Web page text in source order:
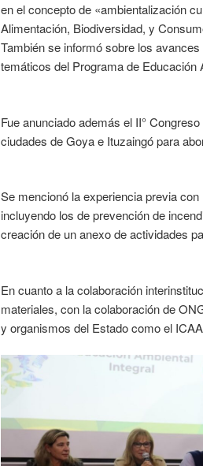
en el concepto de «ambientalización
Alimentación, Biodiversidad, y
También se informó sobre los
temáticos del Programa de
Fue anunciado además el II°
ciudades de Goya e Ituzaingó para
Se mencionó la experiencia previa
incluyendo los de prevención de
creación de un anexo de actividades
En cuanto a la colaboración
materiales, con la colaboración de
y organismos del Estado como el